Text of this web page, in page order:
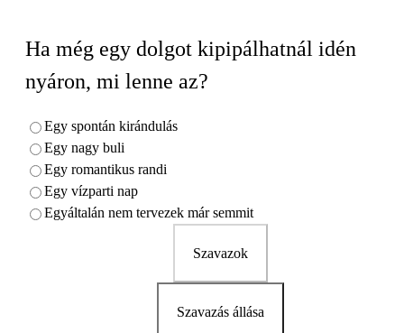
Ha még egy dolgot kipipálhatnál idén
nyáron, mi lenne az?
Egy spontán kirándulás
Egy nagy buli
Egy romantikus randi
Egy vízparti nap
Egyáltalán nem tervezek már semmit
Szavazok
Szavazás állása